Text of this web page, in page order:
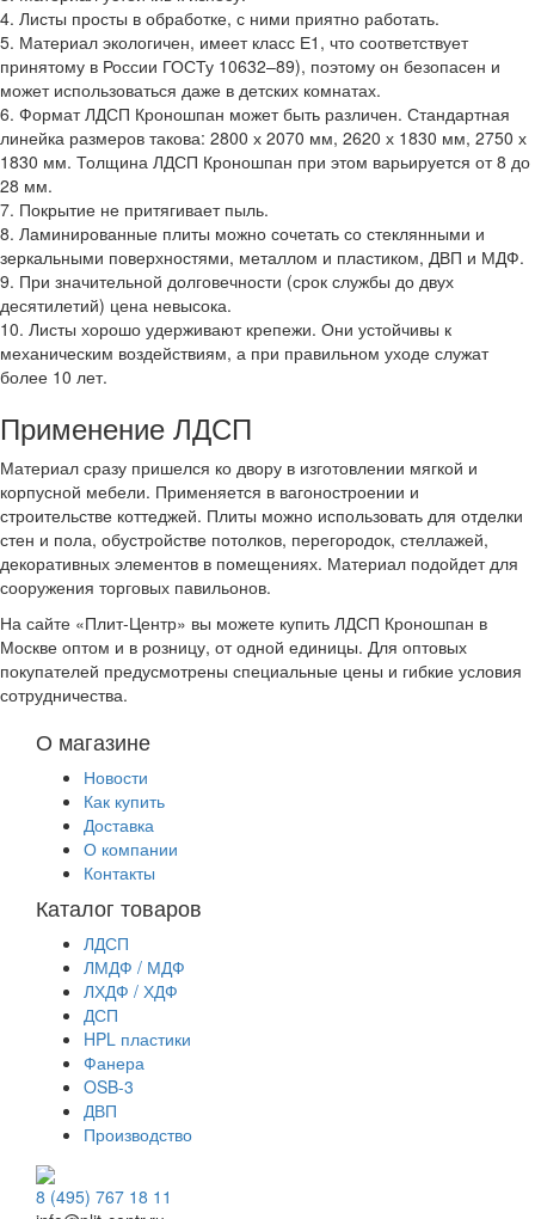
4. Листы просты в обработке, с ними приятно работать.
5. Материал экологичен, имеет класс Е1, что соответствует
принятому в России ГОСТу 10632–89), поэтому он безопасен и
может использоваться даже в детских комнатах.
6. Формат ЛДСП Кроношпан может быть различен. Стандартная
линейка размеров такова: 2800 х 2070 мм, 2620 х 1830 мм, 2750 х
1830 мм. Толщина ЛДСП Кроношпан при этом варьируется от 8 до
28 мм.
7. Покрытие не притягивает пыль.
8. Ламинированные плиты можно сочетать со стеклянными и
зеркальными поверхностями, металлом и пластиком, ДВП и МДФ.
9. При значительной долговечности (срок службы до двух
десятилетий) цена невысока.
10. Листы хорошо удерживают крепежи. Они устойчивы к
механическим воздействиям, а при правильном уходе служат
более 10 лет.
Применение ЛДСП
Материал сразу пришелся ко двору в изготовлении мягкой и
корпусной мебели. Применяется в вагоностроении и
строительстве коттеджей. Плиты можно использовать для отделки
стен и пола, обустройстве потолков, перегородок, стеллажей,
декоративных элементов в помещениях. Материал подойдет для
сооружения торговых павильонов.
На сайте «Плит-Центр» вы можете купить ЛДСП Кроношпан в
Москве оптом и в розницу, от одной единицы. Для оптовых
покупателей предусмотрены специальные цены и гибкие условия
сотрудничества.
О магазине
Новости
Как купить
Доставка
О компании
Контакты
Каталог товаров
ЛДСП
ЛМДФ / МДФ
ЛХДФ / ХДФ
ДСП
HPL пластики
Фанера
OSB-3
ДВП
Производство
8 (495) 767 18 11